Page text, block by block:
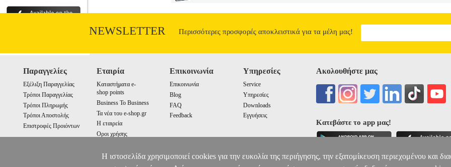
NEWSLETTER Περισσότερες προσφορές αποκλειστικά για τα μέλη μας!
Παραγγελίες
Εξέλιξη Παραγγελίας
Τρόποι Παραγγελίας
Τρόποι Πληρωμής
Τρόποι Αποστολής
Επιστροφές Προιόντων
Εταιρία
Καταστήματα e-
shop points
Business To Business
Τα νέα του e-shop.gr
Η εταιρεία
Οροι χρήσης
Επικοινωνία
Επικοινωνία
Blog
FAQ
Feedback
Υπηρεσίες
Service
Υπηρεσίες
Downloads
Εγγυήσεις
Ακολουθήστε μας
Κατεβάστε το app μας!
Η ιστοσελίδα χρησιμοποιεί cookies για την ευκολία της περιήγησης, την εξατομίκευση περιεχομένου και